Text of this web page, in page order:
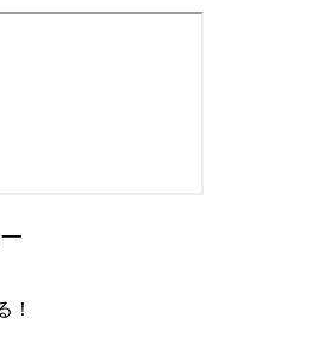
！